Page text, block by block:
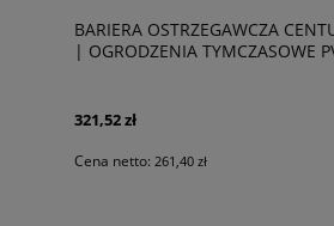
BARIERA OSTRZEGAWCZA
| OGRODZENIA TYMCZASOWE
321,52 zł
Cena netto: 261,40 zł